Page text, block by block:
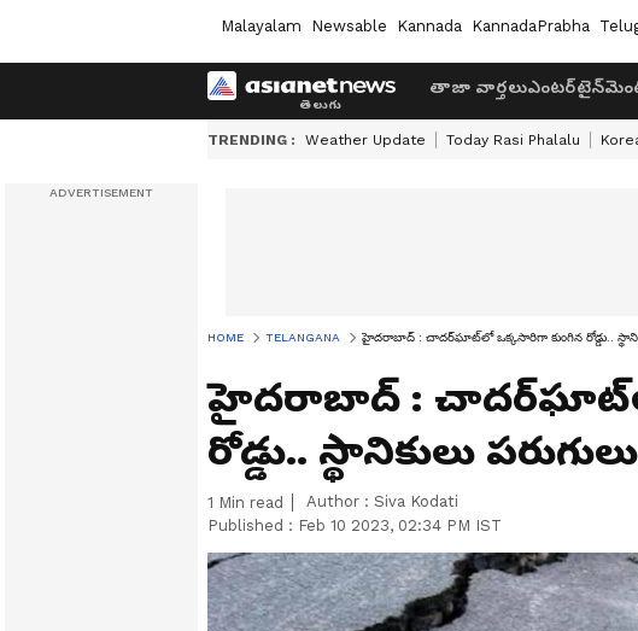
Malayalam Newsable Kannada KannadaPrabha
తాజా వార్తలు
TRENDING : Weather Update Today Rasi Phalalu
HOME TELANGANA హైదరాబాద్ : చాదర్‌ఘాట్‌లో ఒక్కసారిగా కుంగిన రోడ్డు..
హైదరాబాద్ : చాదర్‌ఘాట్‌లో
రోడ్డు.. స్థానికులు
1 Min read Author : Siva Kodati
Published : Feb 10 2023, 02:34 PM IST